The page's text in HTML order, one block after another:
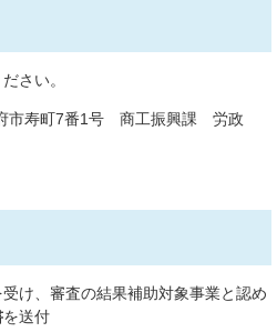
さい。
市寿町7番1号 商工振興課 労政
け、審査の結果補助対象事業と認め
を送付